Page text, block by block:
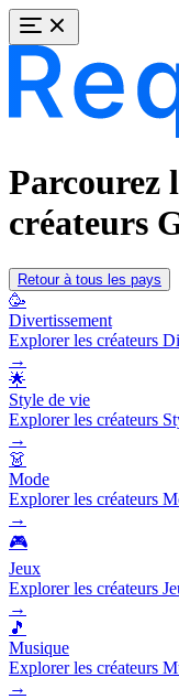
Parcourez
créateurs
Retour à tous les pays
🥳
Divertissement
Explorer les créateurs
→
🌟
Style de vie
Explorer les créateurs
→
👗
Mode
Explorer les créateurs
→
🎮
Jeux
Explorer les créateurs
→
🎵
Musique
Explorer les créateurs
→